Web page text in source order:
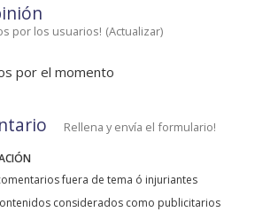
por los usuarios! (Actualizar)
por el momento
Rellena y envía el formulario!
fuera de tema ó injuriantes
considerados como publicitarios